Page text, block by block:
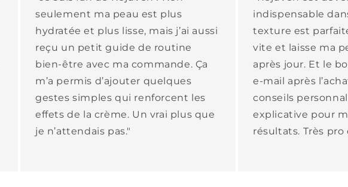
seulement ma peau est plus
hydratée et plus lisse, mais j’ai aussi
reçu un petit guide de routine
bien-être avec ma commande. Ça
m’a permis d’ajouter quelques
gestes simples qui renforcent les
effets de la crème. Un vrai plus que
je n’attendais pas."
indispensable
texture est
vite et laisse ma
après jour. Et le
e-mail après
conseils
explicative pour
résultats. Très pro